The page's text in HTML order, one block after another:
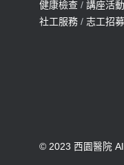
健康檢查 / 講座活動
社工服務 / 志工招募
© 2023 西園醫院